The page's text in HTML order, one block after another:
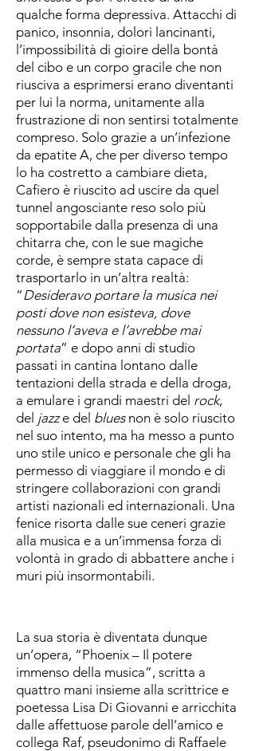
qualche forma depressiva. Attacchi di
panico, insonnia, dolori lancinanti,
l’impossibilità di gioire della bontà
del cibo e un corpo gracile che non
riusciva a esprimersi erano diventanti
per lui la norma, unitamente alla
frustrazione di non sentirsi totalmente
compreso. Solo grazie a un’infezione
da epatite A, che per diverso tempo
lo ha costretto a cambiare dieta,
Cafiero è riuscito ad uscire da quel
tunnel angosciante reso solo più
sopportabile dalla presenza di una
chitarra che, con le sue magiche
corde, è sempre stata capace di
trasportarlo in un’altra realtà:
“Desideravo portare la musica nei
posti dove non esisteva, dove
nessuno l’aveva e l’avrebbe mai
portata” e dopo anni di studio
passati in cantina lontano dalle
tentazioni della strada e della droga,
a emulare i grandi maestri del rock,
del jazze del bluesnon è solo riuscito
nel suo intento, ma ha messo a punto
uno stile unico e personale che gli ha
permesso di viaggiare il mondo e di
stringere collaborazioni con grandi
artisti nazionali ed internazionali. Una
fenice risorta dalle sue ceneri grazie
alla musica e a un’immensa forza di
volontà in grado di abbattere anche i
muri più insormontabili.
La sua storia è diventata dunque
un’opera, “Phoenix – Il potere
immenso della musica”, scritta a
quattro mani insieme alla scrittrice e
poetessa Lisa Di Giovanni e arricchita
dalle affettuose parole dell’amico e
collega Raf, pseudonimo di Raffaele